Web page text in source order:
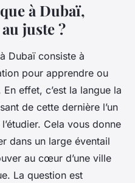
à Dubaï,
au juste ?
Dubaï consiste à
pour apprendre ou
effet, c’est la langue la
de cette dernière l’un
Cela vous donne
dans un large éventail
au cœur d’une ville
La question est